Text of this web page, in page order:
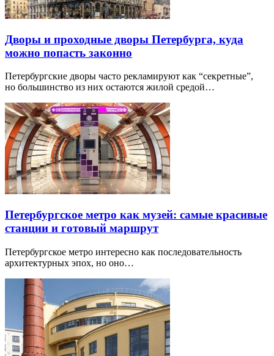
Дворы и проходные дворы Петербурга, куда
можно попасть законно
Петербургские дворы часто рекламируют как “секретные”,
но большинство из них остаются жилой средой…
Петербургское метро как музей: самые красивые
станции и готовый маршрут
Петербургское метро интересно как последовательность
архитектурных эпох, но оно…